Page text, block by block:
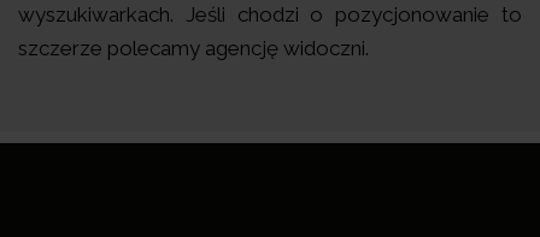
wyszukiwarkach. Jeśli chodzi o pozycjonowanie to
szczerze polecamy agencję widoczni.